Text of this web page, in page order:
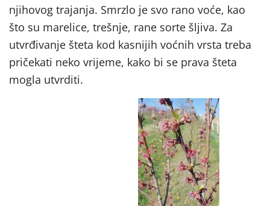
njihovog trajanja. Smrzlo je svo rano voće, kao
što su marelice, trešnje, rane sorte šljiva. Za
utvrđivanje šteta kod kasnijih voćnih vrsta treba
pričekati neko vrijeme, kako bi se prava šteta
mogla utvrditi.